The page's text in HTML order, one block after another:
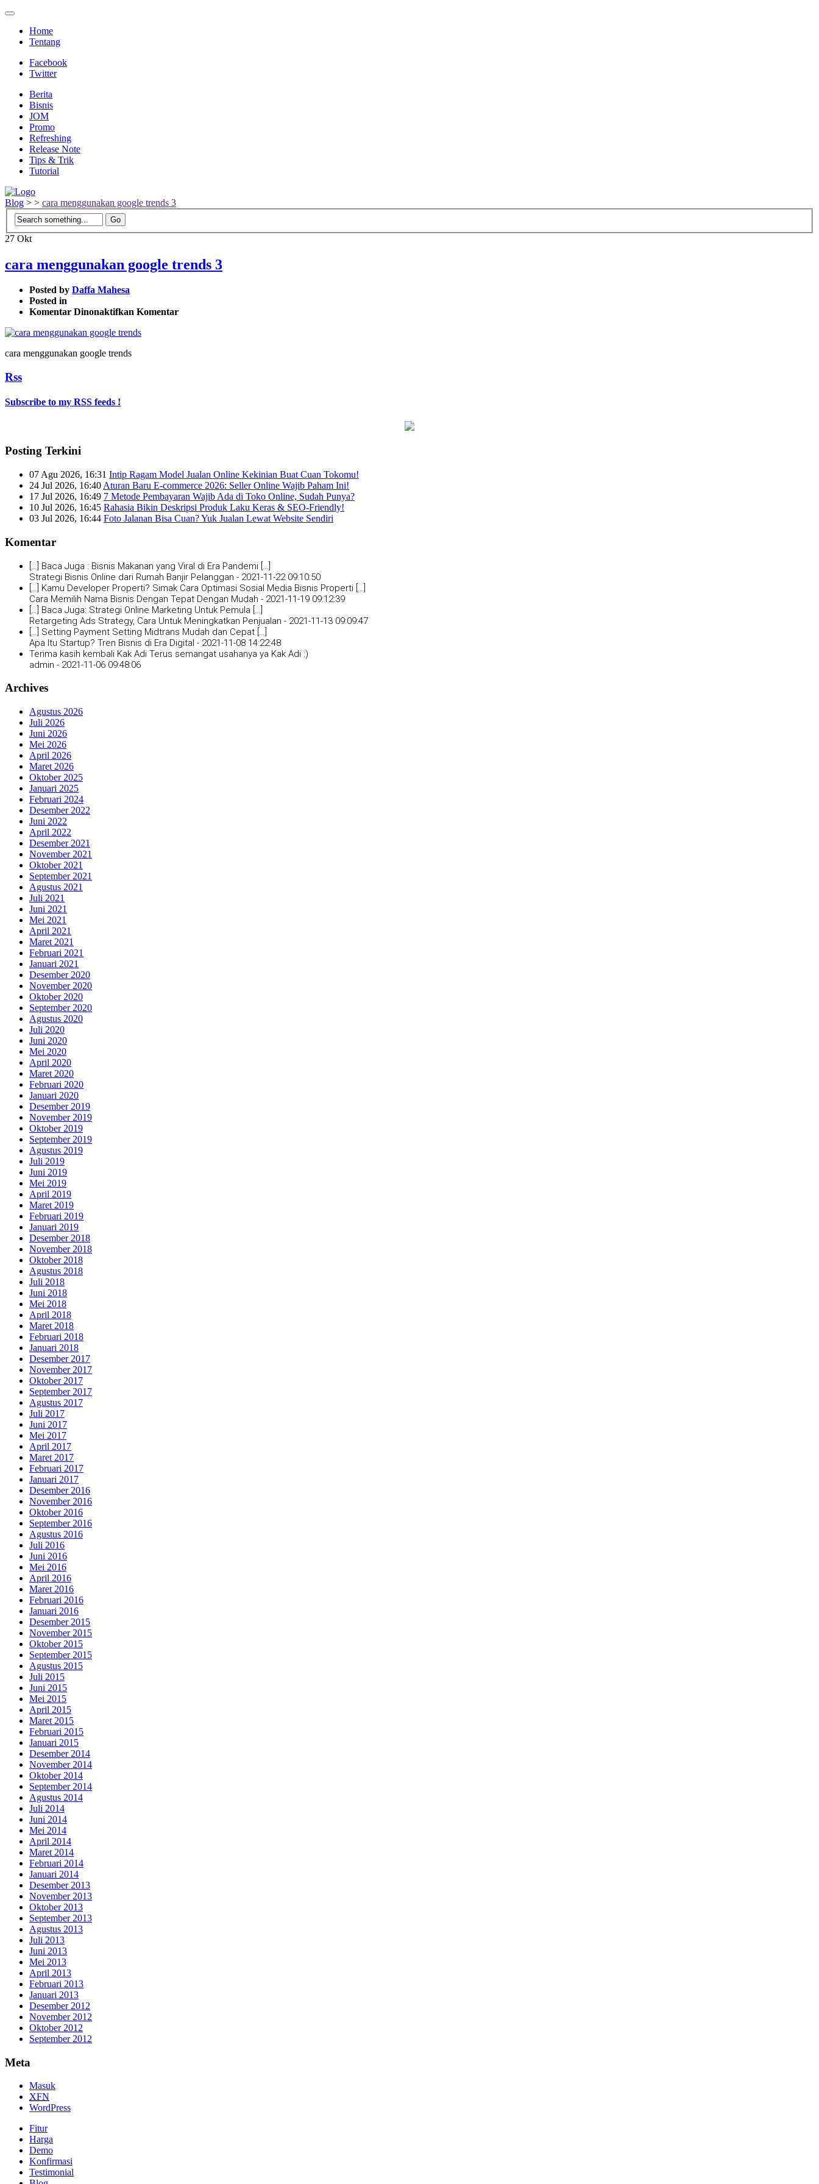
Home
Tentang
Facebook
Twitter
Berita
Bisnis
JOM
Promo
Refreshing
Release Note
Tips & Trik
Tutorial
Blog > > cara menggunakan google trends 3
27 Okt
cara menggunakan google trends 3
Posted by Daffa Mahesa
Posted in
Komentar Dinonaktifkan pada
menggunakan
Komentar
cara menggunakan google trends
Rss
Subscribe to my RSS feeds !
Posting Terkini
07 Agu 2026, 16:31 Intip Ragam Model Jualan Online Kekinian Buat Cuan Tokomu!
24 Jul 2026, 16:40 Aturan Baru E-commerce 2026: Seller Online Wajib Paham Ini!
17 Jul 2026, 16:49 7 Metode Pembayaran Wajib Ada di Toko Online, Sudah Punya?
10 Jul 2026, 16:45 Rahasia Bikin Deskripsi Produk Laku Keras & SEO-Friendly!
03 Jul 2026, 16:44 Foto Jalanan Bisa Cuan? Yuk Jualan Lewat Website Sendiri
Komentar
[…] Baca Juga : Bisnis Makanan yang Viral di Era Pandemi […]
Strategi Bisnis Online dari Rumah Banjir Pelanggan - 2021-11-22 09:10:50
[…] Kamu Developer Properti? Simak Cara Optimasi Sosial Media Bisnis Properti […]
Cara Memilih Nama Bisnis Dengan Tepat Dengan Mudah - 2021-11-19 09:12:39
[…] Baca Juga: Strategi Online Marketing Untuk Pemula […]
Retargeting Ads Strategy, Cara Untuk Meningkatkan Penjualan - 2021-11-13 09:09:47
[…] Setting Payment Setting Midtrans Mudah dan Cepat […]
Apa Itu Startup? Tren Bisnis di Era Digital - 2021-11-08 14:22:48
Terima kasih kembali Kak Adi Terus semangat usahanya ya Kak Adi :)
admin - 2021-11-06 09:48:06
Archives
Agustus 2026
Juli 2026
Juni 2026
Mei 2026
April 2026
Maret 2026
Oktober 2025
Januari 2025
Februari 2024
Desember 2022
Juni 2022
April 2022
Desember 2021
November 2021
Oktober 2021
September 2021
Agustus 2021
Juli 2021
Juni 2021
Mei 2021
April 2021
Maret 2021
Februari 2021
Januari 2021
Desember 2020
November 2020
Oktober 2020
September 2020
Agustus 2020
Juli 2020
Juni 2020
Mei 2020
April 2020
Maret 2020
Februari 2020
Januari 2020
Desember 2019
November 2019
Oktober 2019
September 2019
Agustus 2019
Juli 2019
Juni 2019
Mei 2019
April 2019
Maret 2019
Februari 2019
Januari 2019
Desember 2018
November 2018
Oktober 2018
Agustus 2018
Juli 2018
Juni 2018
Mei 2018
April 2018
Maret 2018
Februari 2018
Januari 2018
Desember 2017
November 2017
Oktober 2017
September 2017
Agustus 2017
Juli 2017
Juni 2017
Mei 2017
April 2017
Maret 2017
Februari 2017
Januari 2017
Desember 2016
November 2016
Oktober 2016
September 2016
Agustus 2016
Juli 2016
Juni 2016
Mei 2016
April 2016
Maret 2016
Februari 2016
Januari 2016
Desember 2015
November 2015
Oktober 2015
September 2015
Agustus 2015
Juli 2015
Juni 2015
Mei 2015
April 2015
Maret 2015
Februari 2015
Januari 2015
Desember 2014
November 2014
Oktober 2014
September 2014
Agustus 2014
Juli 2014
Juni 2014
Mei 2014
April 2014
Maret 2014
Februari 2014
Januari 2014
Desember 2013
November 2013
Oktober 2013
September 2013
Agustus 2013
Juli 2013
Juni 2013
Mei 2013
April 2013
Februari 2013
Januari 2013
Desember 2012
November 2012
Oktober 2012
September 2012
Meta
Masuk
XFN
WordPress
Fitur
Harga
Demo
Konfirmasi
Testimonial